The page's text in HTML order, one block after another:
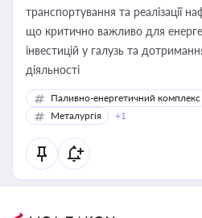
транспортування та реалізації
що критично важливо для
інвестицій у галузь та
діяльності
Паливно-енергетичний комплекс
Металургія
+1